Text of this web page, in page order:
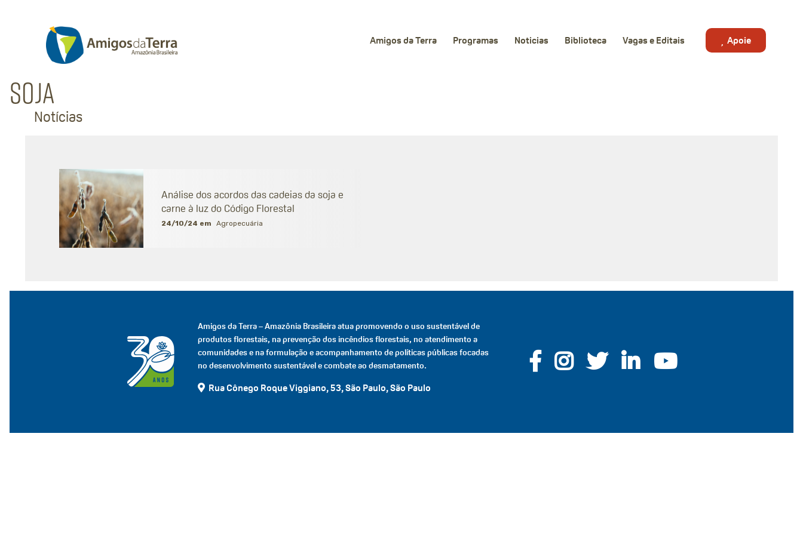
Amigos da Terra Programas Noticias Biblioteca Vagas e Editais Apoie
Soja
Notícias
Análise dos acordos das cadeias da soja e
carne à luz do Código Florestal
24/10/24 em Agropecuária
Amigos da Terra – Amazônia Brasileira atua promovendo o uso sustentável de
produtos florestais, na prevenção dos incêndios florestais, no atendimento a
comunidades e na formulação e acompanhamento de políticas públicas focadas
no desenvolvimento sustentável e combate ao desmatamento.
Rua Cônego Roque Viggiano, 53, São Paulo, São Paulo